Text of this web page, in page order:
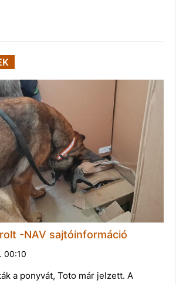
-NAV sajtóinformáció
00:10
a ponyvát, Toto már jelzett. A